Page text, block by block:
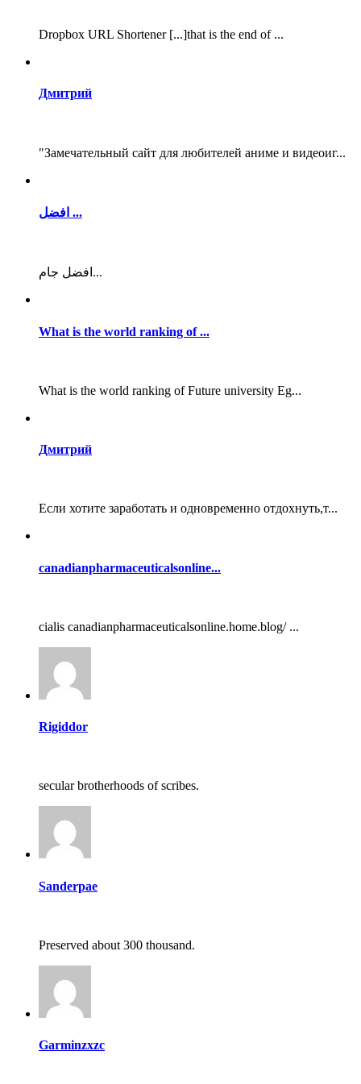
Dropbox URL Shortener [...]that is the end of ...
Дмитрий
"Замечательный сайт для любителей аниме и видеоиг...
افضل ...
افضل جام...
What is the world ranking of ...
What is the world ranking of Future university Eg...
Дмитрий
Если хотите заработать и одновременно отдохнуть,т...
canadianpharmaceuticalsonline...
cialis canadianpharmaceuticalsonline.home.blog/ ...
Rigiddor
secular brotherhoods of scribes.
Sanderpae
Preserved about 300 thousand.
Garminzxzc